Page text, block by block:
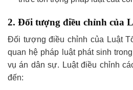
2. Đối tượng điều chỉnh của
Đối tượng điều chỉnh của Luật
quan hệ pháp luật phát sinh
vụ án dân sự. Luật điều chỉnh
đến: